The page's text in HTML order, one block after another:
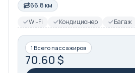
66.8 км
Wi-Fi
Кондиционер Багаж
1 Всего пассажиров
70.60 $